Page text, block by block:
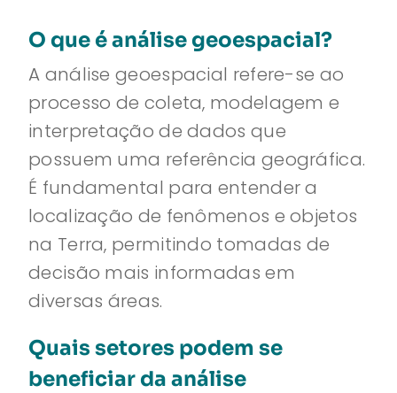
O que é análise geoespacial?
A análise geoespacial refere-se ao
processo de coleta, modelagem e
interpretação de dados que
possuem uma referência geográfica.
É fundamental para entender a
localização de fenômenos e objetos
na Terra, permitindo tomadas de
decisão mais informadas em
diversas áreas.
Quais setores podem se
beneficiar da análise